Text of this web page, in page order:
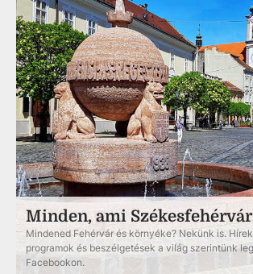
Minden, ami Székesfehérvár
Mindened Fehérvár és környéke? Nekünk is.
programok és beszélgetések a világ szerintünk
Facebookon.